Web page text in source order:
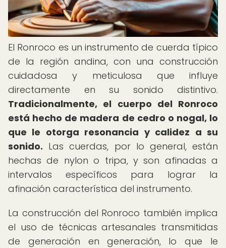
El Ronroco es un instrumento de cuerda típico
de la región andina, con una construcción
cuidadosa y meticulosa que influye
directamente en su sonido distintivo.
Tradicionalmente, el cuerpo del Ronroco
está hecho de madera de cedro o nogal, lo
que le otorga resonancia y calidez a su
sonido. Las cuerdas, por lo general, están
hechas de nylon o tripa, y son afinadas a
intervalos específicos para lograr la
afinación característica del instrumento.
La construcción del Ronroco también implica
el uso de técnicas artesanales transmitidas
de generación en generación, lo que le